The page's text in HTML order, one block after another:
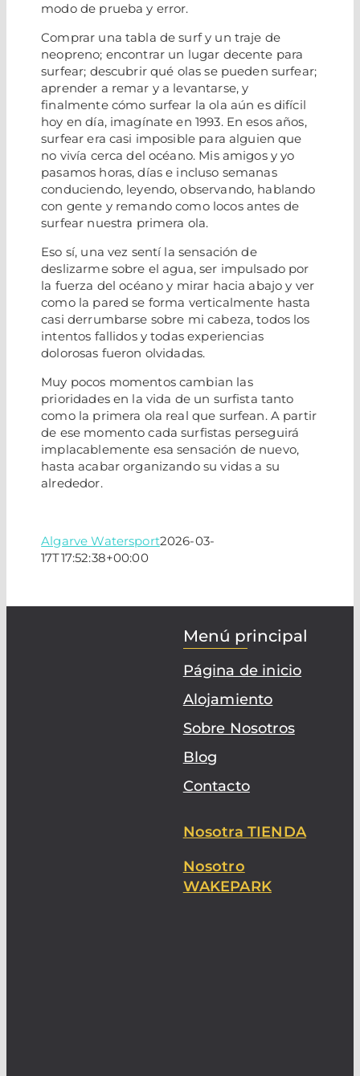
modo de prueba y error.
Comprar una tabla de surf y un traje de
neopreno; encontrar un lugar decente para
surfear; descubrir qué olas se pueden surfear;
aprender a remar y a levantarse, y
finalmente cómo surfear la ola aún es difícil
hoy en día, imagínate en 1993. En esos años,
surfear era casi imposible para alguien que
no vivía cerca del océano. Mis amigos y yo
pasamos horas, días e incluso semanas
conduciendo, leyendo, observando, hablando
con gente y remando como locos antes de
surfear nuestra primera ola.
Eso sí, una vez sentí la sensación de
deslizarme sobre el agua, ser impulsado por
la fuerza del océano y mirar hacia abajo y ver
como la pared se forma verticalmente hasta
casi derrumbarse sobre mi cabeza, todos los
intentos fallidos y todas experiencias
dolorosas fueron olvidadas.
Muy pocos momentos cambian las
prioridades en la vida de un surfista tanto
como la primera ola real que surfean. A partir
de ese momento cada surfistas perseguirá
implacablemente esa sensación de nuevo,
hasta acabar organizando su vidas a su
alrededor.
Algarve Watersport2026-03-
17T17:52:38+00:00
Menú principal
Página de inicio
Alojamiento
Sobre Nosotros
Blog
Contacto
Nosotra TIENDA
Nosotro
WAKEPARK